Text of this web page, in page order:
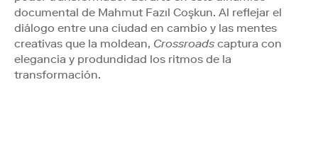
documental de Mahmut Fazıl Coşkun. Al reflejar el
diálogo entre una ciudad en cambio y las mentes
creativas que la moldean, Crossroads captura con
elegancia y produndidad los ritmos de la
transformación.